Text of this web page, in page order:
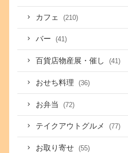
カフェ (210)
バー (41)
百貨店物産展・催し (41)
おせち料理 (36)
お弁当 (72)
テイクアウトグルメ (77)
お取り寄せ (55)